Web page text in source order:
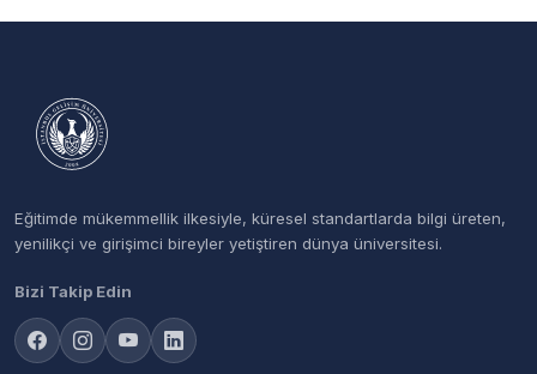
Eğitimde mükemmellik ilkesiyle, küresel standartlarda bilgi üreten,
yenilikçi ve girişimci bireyler yetiştiren dünya üniversitesi.
Bizi Takip Edin